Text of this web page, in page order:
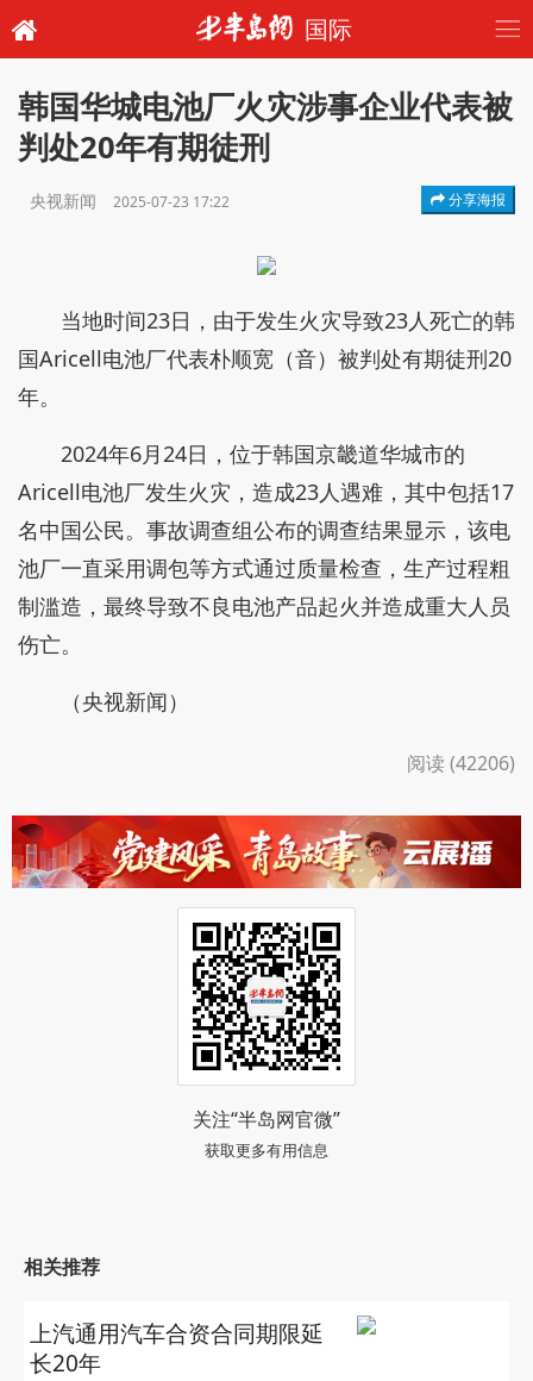
国际
韩国华城电池厂火灾涉事企业代表被
判处20年有期徒刑
央视新闻 2025-07-23 17:22 分享海报
当地时间23日，由于发生火灾导致23人死亡的韩
国Aricell电池厂代表朴顺宽（音）被判处有期徒刑20
年。
2024年6月24日，位于韩国京畿道华城市的
Aricell电池厂发生火灾，造成23人遇难，其中包括17
名中国公民。事故调查组公布的调查结果显示，该电
池厂一直采用调包等方式通过质量检查，生产过程粗
制滥造，最终导致不良电池产品起火并造成重大人员
伤亡。
（央视新闻）
阅读 (42206)
关注“半岛网官微”
获取更多有用信息
相关推荐
上汽通用汽车合资合同期限延
长20年